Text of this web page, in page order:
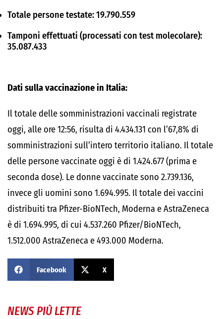
Totale persone testate: 19.790.559
Tamponi effettuati (processati con test molecolare):
35.087.433
Dati sulla vaccinazione in Italia:
Il totale delle somministrazioni vaccinali registrate
oggi, alle ore 12:56, risulta di 4.434.131 con l’67,8% di
somministrazioni sull’intero territorio italiano. Il totale
delle persone vaccinate oggi è di 1.424.677 (prima e
seconda dose). Le donne vaccinate sono 2.739.136,
invece gli uomini sono 1.694.995. Il totale dei vaccini
distribuiti tra Pfizer-BioNTech, Moderna e AstraZeneca
è di 1.694.995, di cui 4.537.260 Pfizer/BioNTech,
1.512.000 AstraZeneca e 493.000 Moderna.
Facebook X
NEWS PIÙ LETTE